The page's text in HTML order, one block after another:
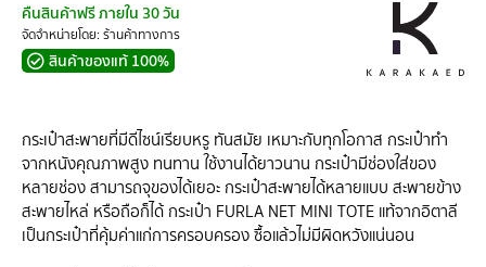
คืนสินค้าฟรี ภายใน 30 วัน
จัดจำหน่ายโดย: ร้านค้าทางการ
สินค้าของแท้ 100%
กระเป๋าสะพายที่มีดีไซน์เรียบหรู ทันสมัย เหมาะกับทุกโอกาส กระเป๋าทำ
จากหนังคุณภาพสูง ทนทาน ใช้งานได้ยาวนาน กระเป๋ามีช่องใส่ของ
หลายช่อง สามารถจุของได้เยอะ กระเป๋าสะพายได้หลายแบบ สะพายข้าง
สะพายไหล่ หรือถือก็ได้ กระเป๋า FURLA NET MINI TOTE แท้จากอิตาลี
เป็นกระเป๋าที่คุ้มค่าแก่การครอบครอง ซื้อแล้วไม่มีผิดหวังแน่นอน